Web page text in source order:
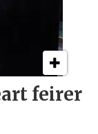
feirer